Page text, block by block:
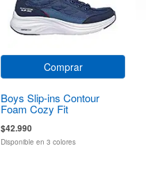
Comprar
Boys Slip-ins Contour
Foam Cozy Fit
$42.990
Disponible en 3 colores